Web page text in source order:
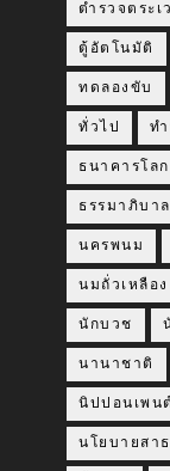
ตำรวจตระ
ตู้อัตโนมัติ
ทดลองขับ
ทั่วไป ท
ธนาคารโลก
ธรรมาภิบาล
นครพนม
นมถั่วเหลือง
นักบวช
นานาชาติ
นิปปอนเพนต์
นโยบายสา